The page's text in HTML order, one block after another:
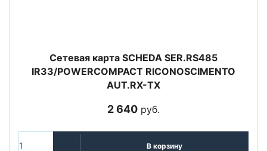
Сетевая карта SCHEDA SER.RS485
IR33/POWERCOMPACT RICONOSCIMENTO
AUT.RX-TX
2 640 руб.
В корзину